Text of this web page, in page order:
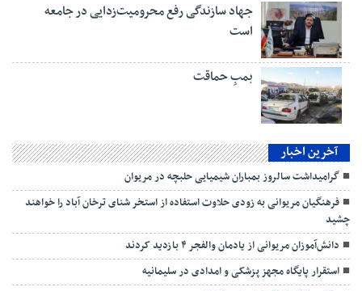
جهاد سازندگی رفع محرومیت‌زدایی در جامعه
است
بمبِ حماقت
آخرین اخبار
گرامیداشت سالروز بمباران شیمیایی حلبچه در مریوان
فرهنگیان مریوانی به زودی حلاوت استفاده از استخر شنای ترخان آباد را خواهند
چشید
دانش‌آموزان مریوانی از یادمان والفجر ۴ بازدید کردند
استقرار پایگاه مجهز پزشکی و امدادی در سلیمانیه